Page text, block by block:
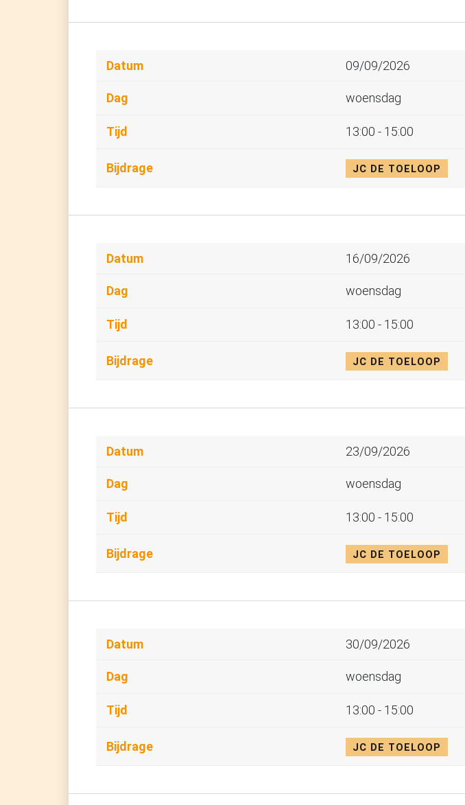
09/09/2026
woensdag
13:00 - 15:00
JC DE TOELOOP
16/09/2026
woensdag
13:00 - 15:00
JC DE TOELOOP
23/09/2026
woensdag
13:00 - 15:00
JC DE TOELOOP
30/09/2026
woensdag
13:00 - 15:00
JC DE TOELOOP